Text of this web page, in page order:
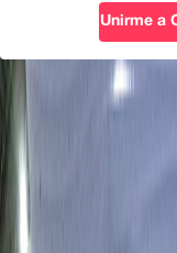
Unirme a
como un proceso
turismo desde una